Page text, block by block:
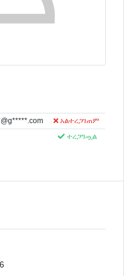
አልተረጋገጠም
ተረጋግጧል